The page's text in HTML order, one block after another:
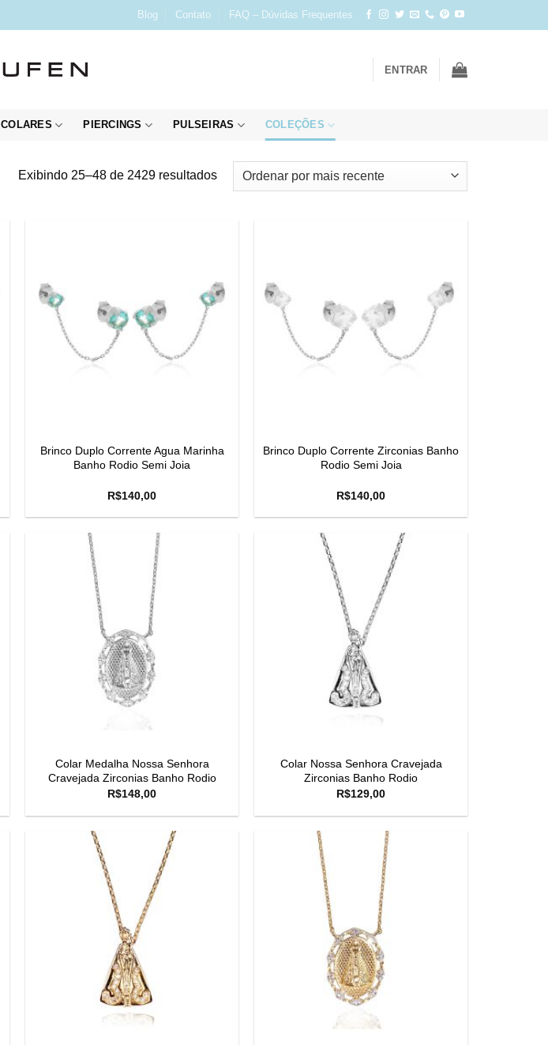
Blog Contato FAQ – Dúvidas Frequentes
ENTRAR
COLARES PIERCINGS PULSEIRAS COLEÇÕES
Exibindo 25–48 de 2429 resultadosClassificado
por
Brinco Duplo Corrente Agua Marinha
Banho Rodio Semi Joia
R$140,00
Brinco Duplo Corrente Zirconias Banho
Rodio Semi Joia
R$140,00
Colar Medalha Nossa Senhora
Cravejada Zirconias Banho Rodio
R$148,00
Colar Nossa Senhora Cravejada
Zirconias Banho Rodio
R$129,00